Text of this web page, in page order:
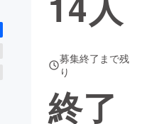
募集終了まで残
り
終了